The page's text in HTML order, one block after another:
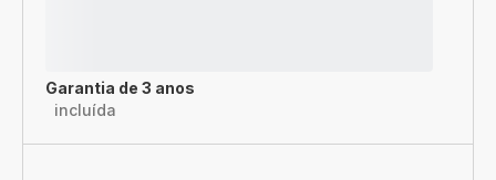
Garantia de 3 anos
incluída